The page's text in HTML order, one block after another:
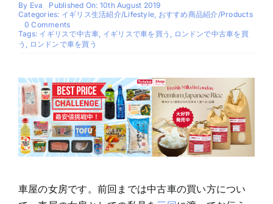
By Eva
Published On: 10th August 2019
Categories: イギリス生活紹介/Lifestyle, おすすめ商品紹介/Products
0 Commentson
イ
ギ
車
屋
の
女
房
に
な
る…
リ
Tags: イギリスで中古車, イギリスで車を買う , ロンドンで中古車を買
う , ロンドンで車を買う
車屋の女房です。前回までは中古車の買い方につい